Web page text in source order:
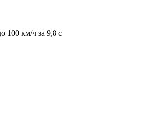
100 км/ч за 9,8 с